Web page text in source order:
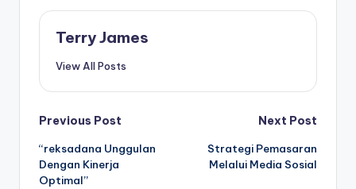
Terry James
View All Posts
Post
navigation
Previous Post
“reksadana Unggulan
Dengan Kinerja
Optimal”
Next Post
Strategi Pemasaran
Melalui Media Sosial